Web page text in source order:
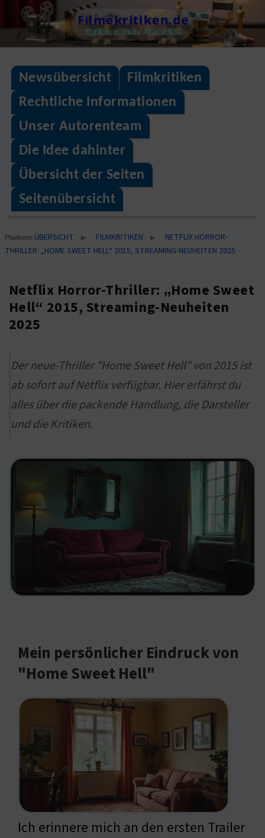
to
content
Filmekritiken.de
Täglisch aktuelle Filmkritiken
Newsübersicht
Filmkritiken
Rechtliche Informationen
Unser Autorenteam
Die Idee dahinter
Übersicht der Seiten
Seitenübersicht
Pfadleiste ÜBERSICHT ▶ FILMKRITIKEN ▶
NETFLIX HORROR-
THRILLER: „HOME SWEET HELL“ 2015, STREAMING-NEUHEITEN 2025
Netflix Horror-Thriller: „Home Sweet
Hell“ 2015, Streaming-Neuheiten
2025
Der neue-Thriller "Home Sweet Hell" von 2015 ist
ab sofort auf Netflix verfügbar. Hier erfährst du
alles über die packende Handlung, die Darsteller
und die Kritiken.
Mein persönlicher Eindruck von
"Home Sweet Hell"
Ich erinnere mich an den ersten Trailer